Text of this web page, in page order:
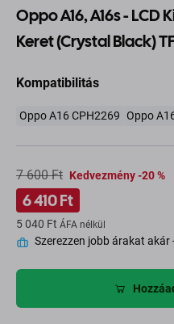
Oppo A16, A16s - LCD
Keret (Crystal Black)
Kompatibilitás
Oppo A16 CPH2269 Oppo
7 600 Ft Kedvezmény -20 %
6 410 Ft
5 040 Ft ÁFA nélkül
Szerezzen jobb árakat akár